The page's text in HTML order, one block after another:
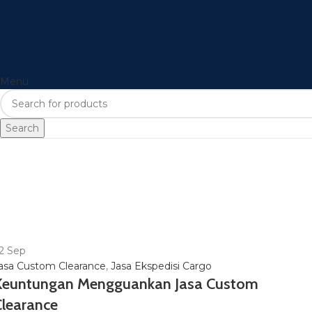
Menu
Search
Sep
Custom Clearance, Jasa Ekspedisi Cargo
Mengguankan Jasa Custom